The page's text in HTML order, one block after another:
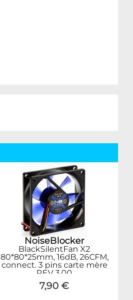
NoiseBlocker
BlackSilentFan X2
80*80*25mm, 16dB, 26CFM,
connect. 3 pins carte mère
REV 3.00
7,90 €